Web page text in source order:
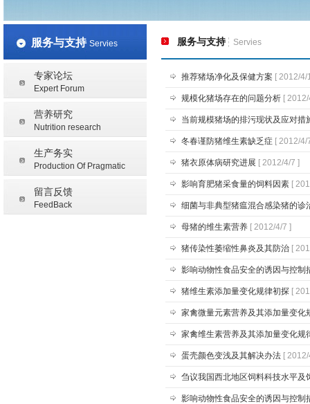
服务与支持 Servies
专家论坛
Expert Forum
营养研究
Nutrition research
生产务实
Production Of Pragmatic
留言反馈
FeedBack
服务与支持 Servies
推荐猪场净化及保健方案 [ 2012/4/
规模化猪场存在的问题分析 [
当前规模猪场的排污现状及应对措
冬春谨防猪维生素缺乏症 [ 2012/4/
猪衣原体病研究进展 [ 2012/4/7 ]
影响育肥猪采食量的饲料因素 [
细菌与非典型猪瘟混合感染猪的诊
母猪的维生素营养 [ 2012/4/7 ]
猪传染性萎缩性鼻炎及其防治 [
影响动物性食品安全的诱因与控制
猪维生素添加量变化规律初探 [
家禽微量元素营养及其添加量变化
家禽维生素营养及其添加量变化规
蛋壳颜色变浅及其解决办法 [
刍议我国西北地区饲料科技水平及
影响动物性食品安全的诱因与控制